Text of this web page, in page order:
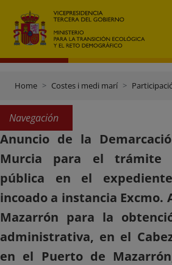
Home Costes i medi marí
Navegación
Anuncio de la
Murcia para el trámite
pública en el
incoado a instancia Excmo.
Mazarrón para la
administrativa, en el
en el Puerto de